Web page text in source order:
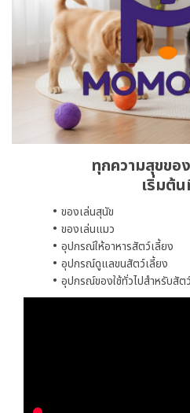
ทุกความสุขขอ
เริ่มต้
ของเล่นสุนัข
ของเล่นแมว
อุปกรณ์ให้อาหารสัตว์เลี้ยง
อุปกรณ์ดูแลขนสัตว์เลี้ยง
อุปกรณ์ของใช้ทั่วไปสำหรับสัต